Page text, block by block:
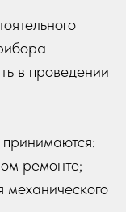
в проведении
ремонте;
механического